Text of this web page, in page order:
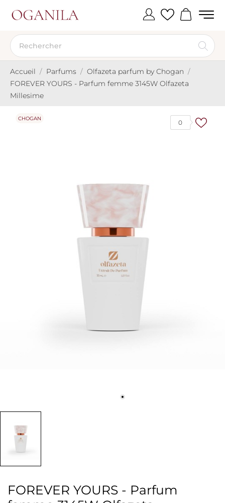
Accueil Parfums
Olfazeta parfum by Chogan
FOREVER YOURS - Parfum femme 3145W Olfazeta
Millesime
0
CHOGAN
FOREVER YOURS - Parfum